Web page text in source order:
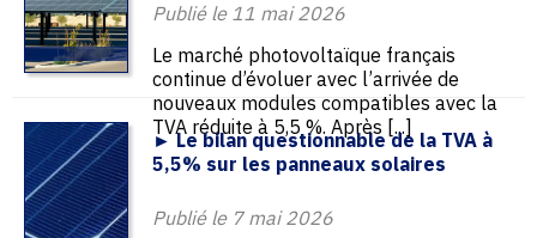
Publié le 11 mai 2026
Le marché photovoltaïque français
continue d’évoluer avec l’arrivée de
nouveaux modules compatibles avec la
TVA réduite à 5,5 %. Après [...]
► Le bilan questionnable de la TVA à
5,5% sur les panneaux solaires
Publié le 7 mai 2026